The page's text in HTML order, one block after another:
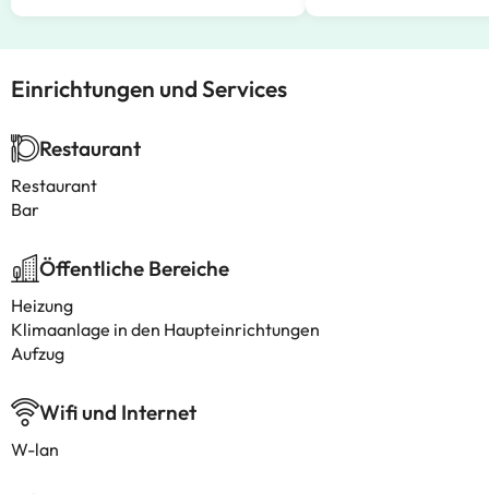
Einrichtungen und Services
Restaurant
Restaurant
Bar
Öffentliche Bereiche
Heizung
Klimaanlage in den Haupteinrichtungen
Aufzug
Wifi und Internet
W-lan